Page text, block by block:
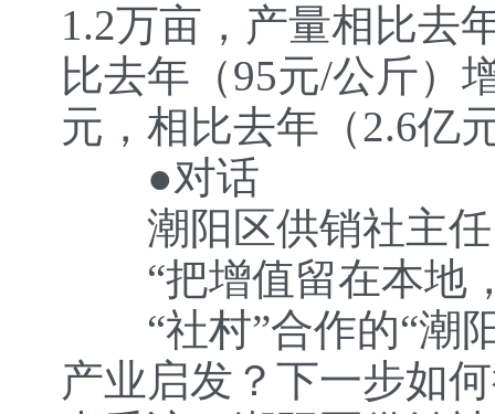
1.2万亩，产量相比去
比去年（95元/公斤）
元，相比去年（2.6亿
●对话
潮阳区供销社主任
“把增值留在本地
“社村”合作的“潮阳
产业启发？下一步如